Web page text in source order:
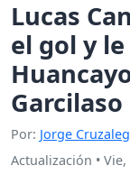
Lucas
el gol y
Garcilaso
Por: Jorge
Actualización • Vie,